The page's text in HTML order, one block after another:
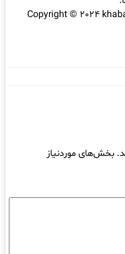
Copyright © 2024
بخش‌های موردنیاز